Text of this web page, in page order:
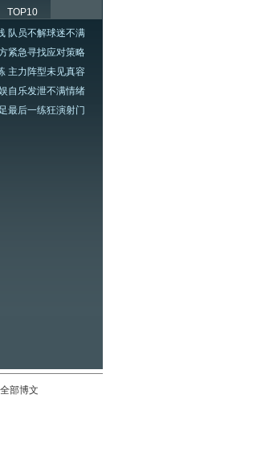
TOP10
队员不解球迷不满
紧急寻找应对策略
主力阵型未见真容
自乐发泄不满情绪
最后一练狂演射门
全部博文